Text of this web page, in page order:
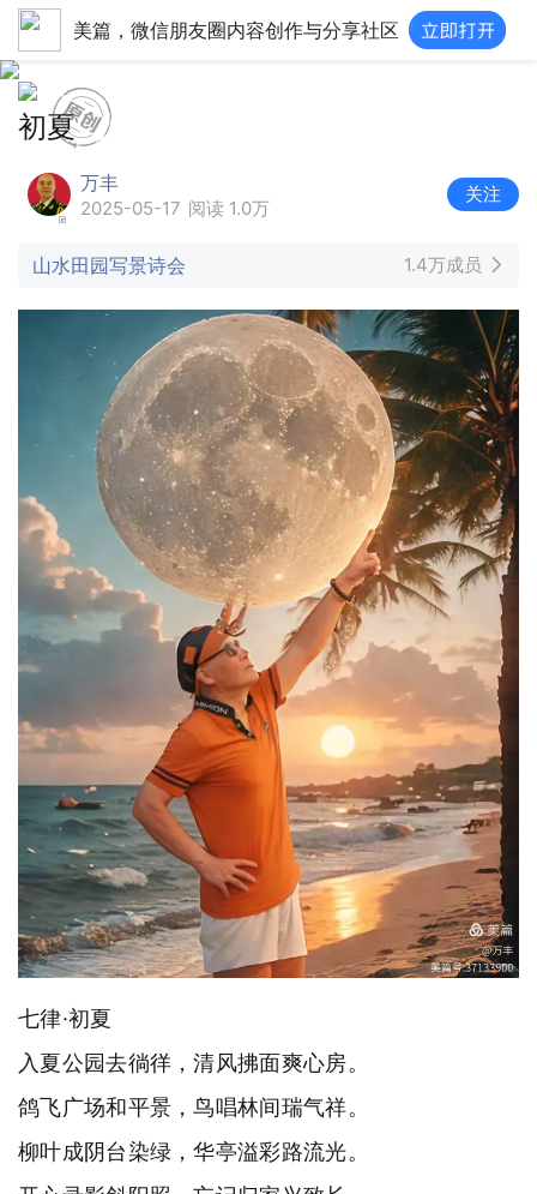
美篇，微信朋友圈内容创作与分享社区
初夏
万丰
2025-05-17 阅读 1.0万
关注
山水田园写景诗会 1.4万成员
七律·初夏
入夏公园去徜徉，清风拂面爽心房。
鸽飞广场和平景，鸟唱林间瑞气祥。
柳叶成阴台染绿，华亭溢彩路流光。